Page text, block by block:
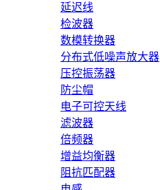
延迟线
检波器
数模转换器
分布式低噪声放大器
压控振荡器
防尘帽
电子可控天线
滤波器
倍频器
增益均衡器
阻抗匹配器